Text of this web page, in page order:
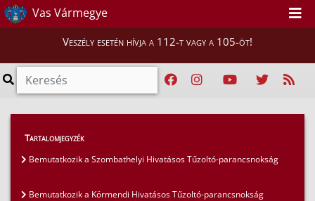
Vas Vármegye
Veszély esetén hívja a 112-t vagy a 105-öt!
Híreink > Mi vigyázunk rátok, Vasiak!
Bemutatkozik a Celldömölki Önkormányzati
Tartalomjegyzék
Bemutatkozik a Szombathelyi Hivatásos Tűzoltó-parancsnokság
Bemutatkozik a Körmendi Hivatásos Tűzoltó-parancsnokság